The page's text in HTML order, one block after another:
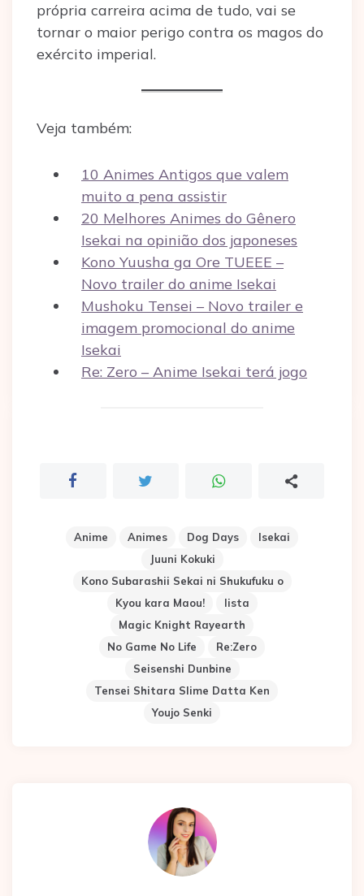
própria carreira acima de tudo, vai se
tornar o maior perigo contra os magos do
exército imperial.
Veja também:
10 Animes Antigos que valem
muito a pena assistir
20 Melhores Animes do Gênero
Isekai na opinião dos japoneses
Kono Yuusha ga Ore TUEEE –
Novo trailer do anime Isekai
Mushoku Tensei – Novo trailer e
imagem promocional do anime
Isekai
Re: Zero – Anime Isekai terá jogo
Anime Animes Dog Days
Isekai
Juuni Kokuki
Kono Subarashii Sekai ni Shukufuku o
Kyou kara Maou!
lista
Magic Knight Rayearth
No Game No Life
Re:Zero
Seisenshi Dunbine
Tensei Shitara Slime Datta Ken
Youjo Senki